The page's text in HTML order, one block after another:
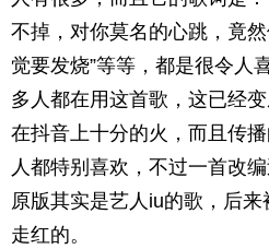
不掉，对你莫名的心跳，竟
觉要发烧”等等，都是很令人
多人都在用这首歌，这已经
在抖音上十分的火，而且传
人都特别喜欢，不过一首改
原版其实是艺人iu的歌，后来
走红的。